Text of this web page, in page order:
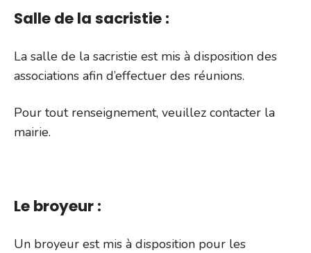
Salle de la sacristie :
La salle de la sacristie est mis à disposition des
associations afin d’effectuer des réunions.
Pour tout renseignement, veuillez contacter la
mairie.
Le broyeur :
Un broyeur est mis à disposition pour les